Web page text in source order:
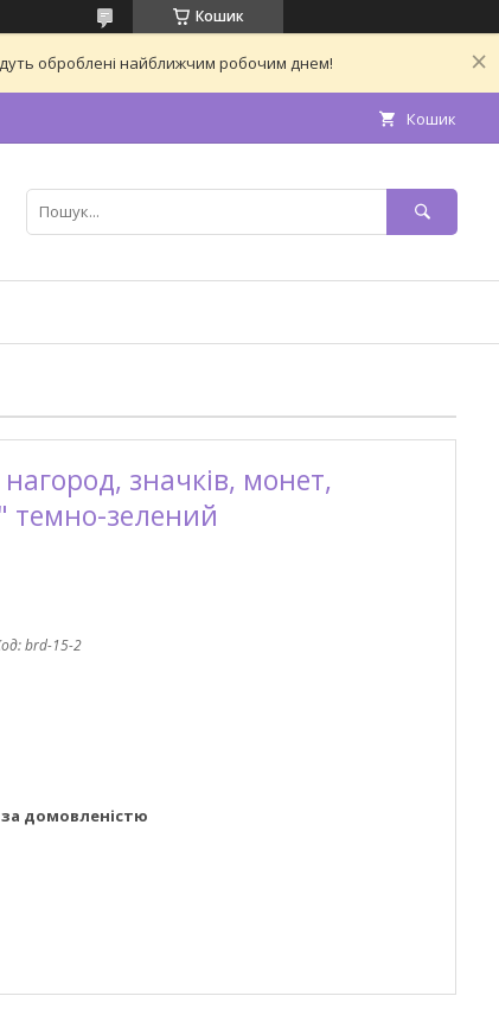
Кошик
оброблені найближчим робочим днем!
Кошик
значків, монет,
темно-зелений
brd-15-2
за домовленістю